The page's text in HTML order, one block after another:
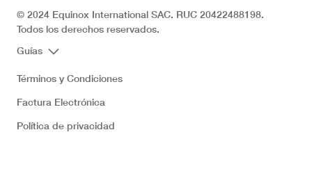
© 2024 Equinox International SAC. RUC 20422488198.
Todos los derechos reservados.
Guías
Términos y Condiciones
Factura Electrónica
Política de privacidad